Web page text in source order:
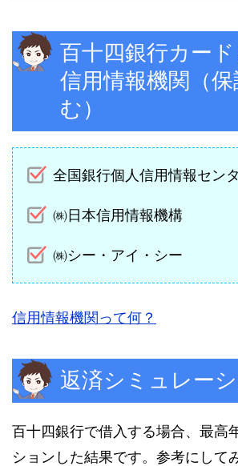
百十四銀行カー
信用情報機関（
む）
全国銀行個人信用情報セン
㈱日本信用情報機構
㈱シー・アイ・シー
信用情報機関って何？
返済シミュレー
百十四銀行で借入する場合、最高
ションした結果です。参考にして